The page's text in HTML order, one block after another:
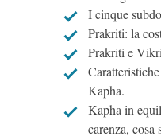
I cinque
Prakriti: la
Prakriti e
Kapha.
Kapha in
carenza,